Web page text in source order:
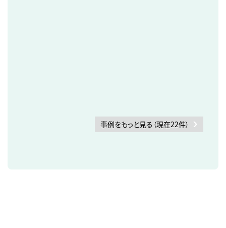
事例をもっと見る（現在22件）